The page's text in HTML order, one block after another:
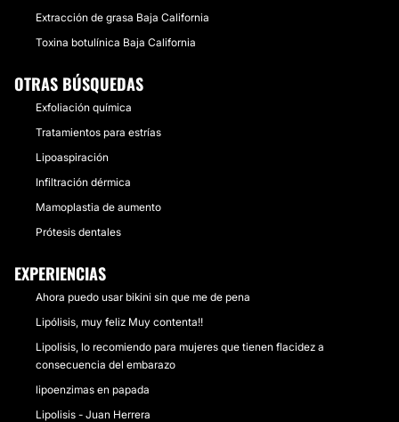
Extracción de grasa Baja California
Toxina botulínica Baja California
OTRAS BÚSQUEDAS
Exfoliación química
Tratamientos para estrías
Lipoaspiración
Infiltración dérmica
Mamoplastia de aumento
Prótesis dentales
EXPERIENCIAS
Ahora puedo usar bikini sin que me de pena
Lipólisis, muy feliz Muy contenta!!
Lipolisis, lo recomiendo para mujeres que tienen flacidez a
consecuencia del embarazo
lipoenzimas en papada
Lipolisis - Juan Herrera